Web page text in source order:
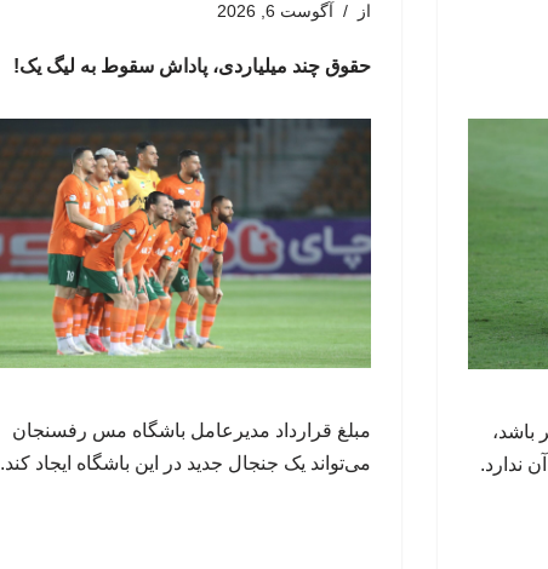
باشد،
ندارد.
از آگوست 6, 2026
حقوق چند میلیاردی، پاداش سقوط به لیگ یک!
مبلغ قرارداد مدیرعامل باشگاه مس رفسنجان
می‌تواند یک جنجال جدید در این باشگاه ایجاد کند.